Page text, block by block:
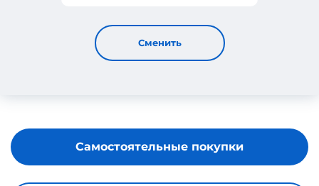
Сменить
Самостоятельные покупки